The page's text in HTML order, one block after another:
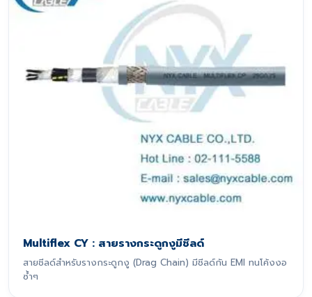
Multiflex CY : สายรางกระดูกงูมีชีลด์
สายชีลด์สำหรับรางกระดูกงู (Drag Chain) มีชีลด์กัน EMI ทนโค้งงอ
ซ้ำๆ